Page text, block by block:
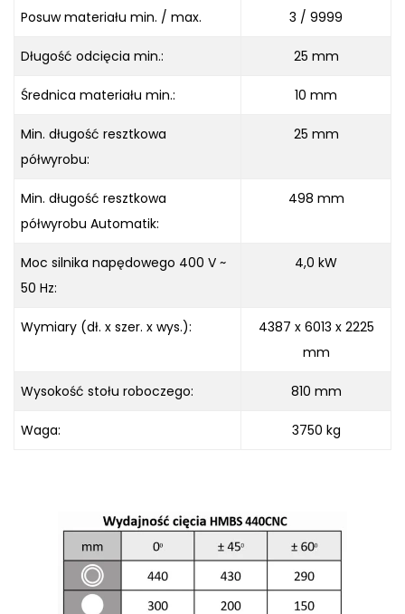
Posuw materiału min. / max. 3 / 9999
Długość odcięcia min.: 25 mm
Średnica materiału min.: 10 mm
Min. długość resztkowa
półwyrobu:
25 mm
Min. długość resztkowa
półwyrobu Automatik:
498 mm
Moc silnika napędowego 400 V ~
50 Hz:
4,0 kW
Wymiary (dł. x szer. x wys.):
4387 x 6013 x 2225
mm
Wysokość stołu roboczego: 810 mm
Waga: 3750 kg